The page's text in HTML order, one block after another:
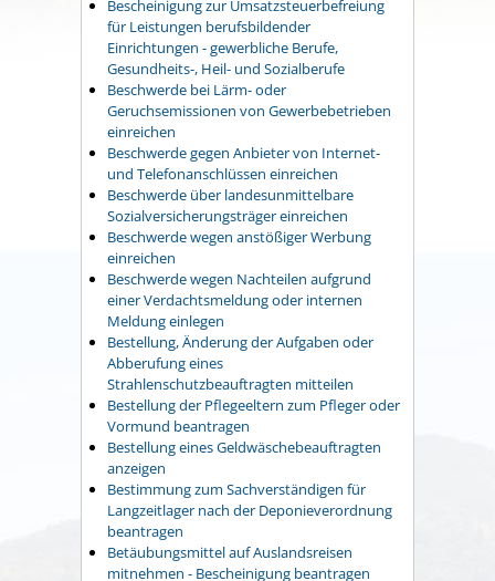
Bescheinigung zur Umsatzsteuerbefreiung
für Leistungen berufsbildender
Einrichtungen - gewerbliche Berufe,
Gesundheits-, Heil- und Sozialberufe
Beschwerde bei Lärm- oder
Geruchsemissionen von Gewerbebetrieben
einreichen
Beschwerde gegen Anbieter von Internet-
und Telefonanschlüssen einreichen
Beschwerde über landesunmittelbare
Sozialversicherungsträger einreichen
Beschwerde wegen anstößiger Werbung
einreichen
Beschwerde wegen Nachteilen aufgrund
einer Verdachtsmeldung oder internen
Meldung einlegen
Bestellung, Änderung der Aufgaben oder
Abberufung eines
Strahlenschutzbeauftragten mitteilen
Bestellung der Pflegeeltern zum Pfleger oder
Vormund beantragen
Bestellung eines Geldwäschebeauftragten
anzeigen
Bestimmung zum Sachverständigen für
Langzeitlager nach der Deponieverordnung
beantragen
Betäubungsmittel auf Auslandsreisen
mitnehmen - Bescheinigung beantragen